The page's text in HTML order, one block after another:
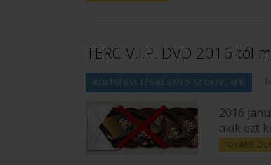
TERC V.I.P. DVD 2016-tól
KÖLTSÉGVETÉS-KÉSZÍTŐ SZOFTVEREK
2016
akik ezt
TOVÁBB